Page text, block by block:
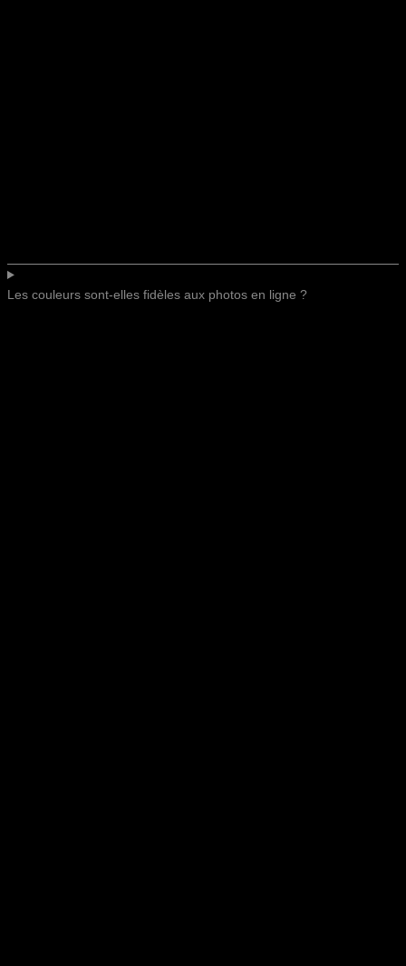
Les couleurs sont-elles fidèles aux photos en ligne ?